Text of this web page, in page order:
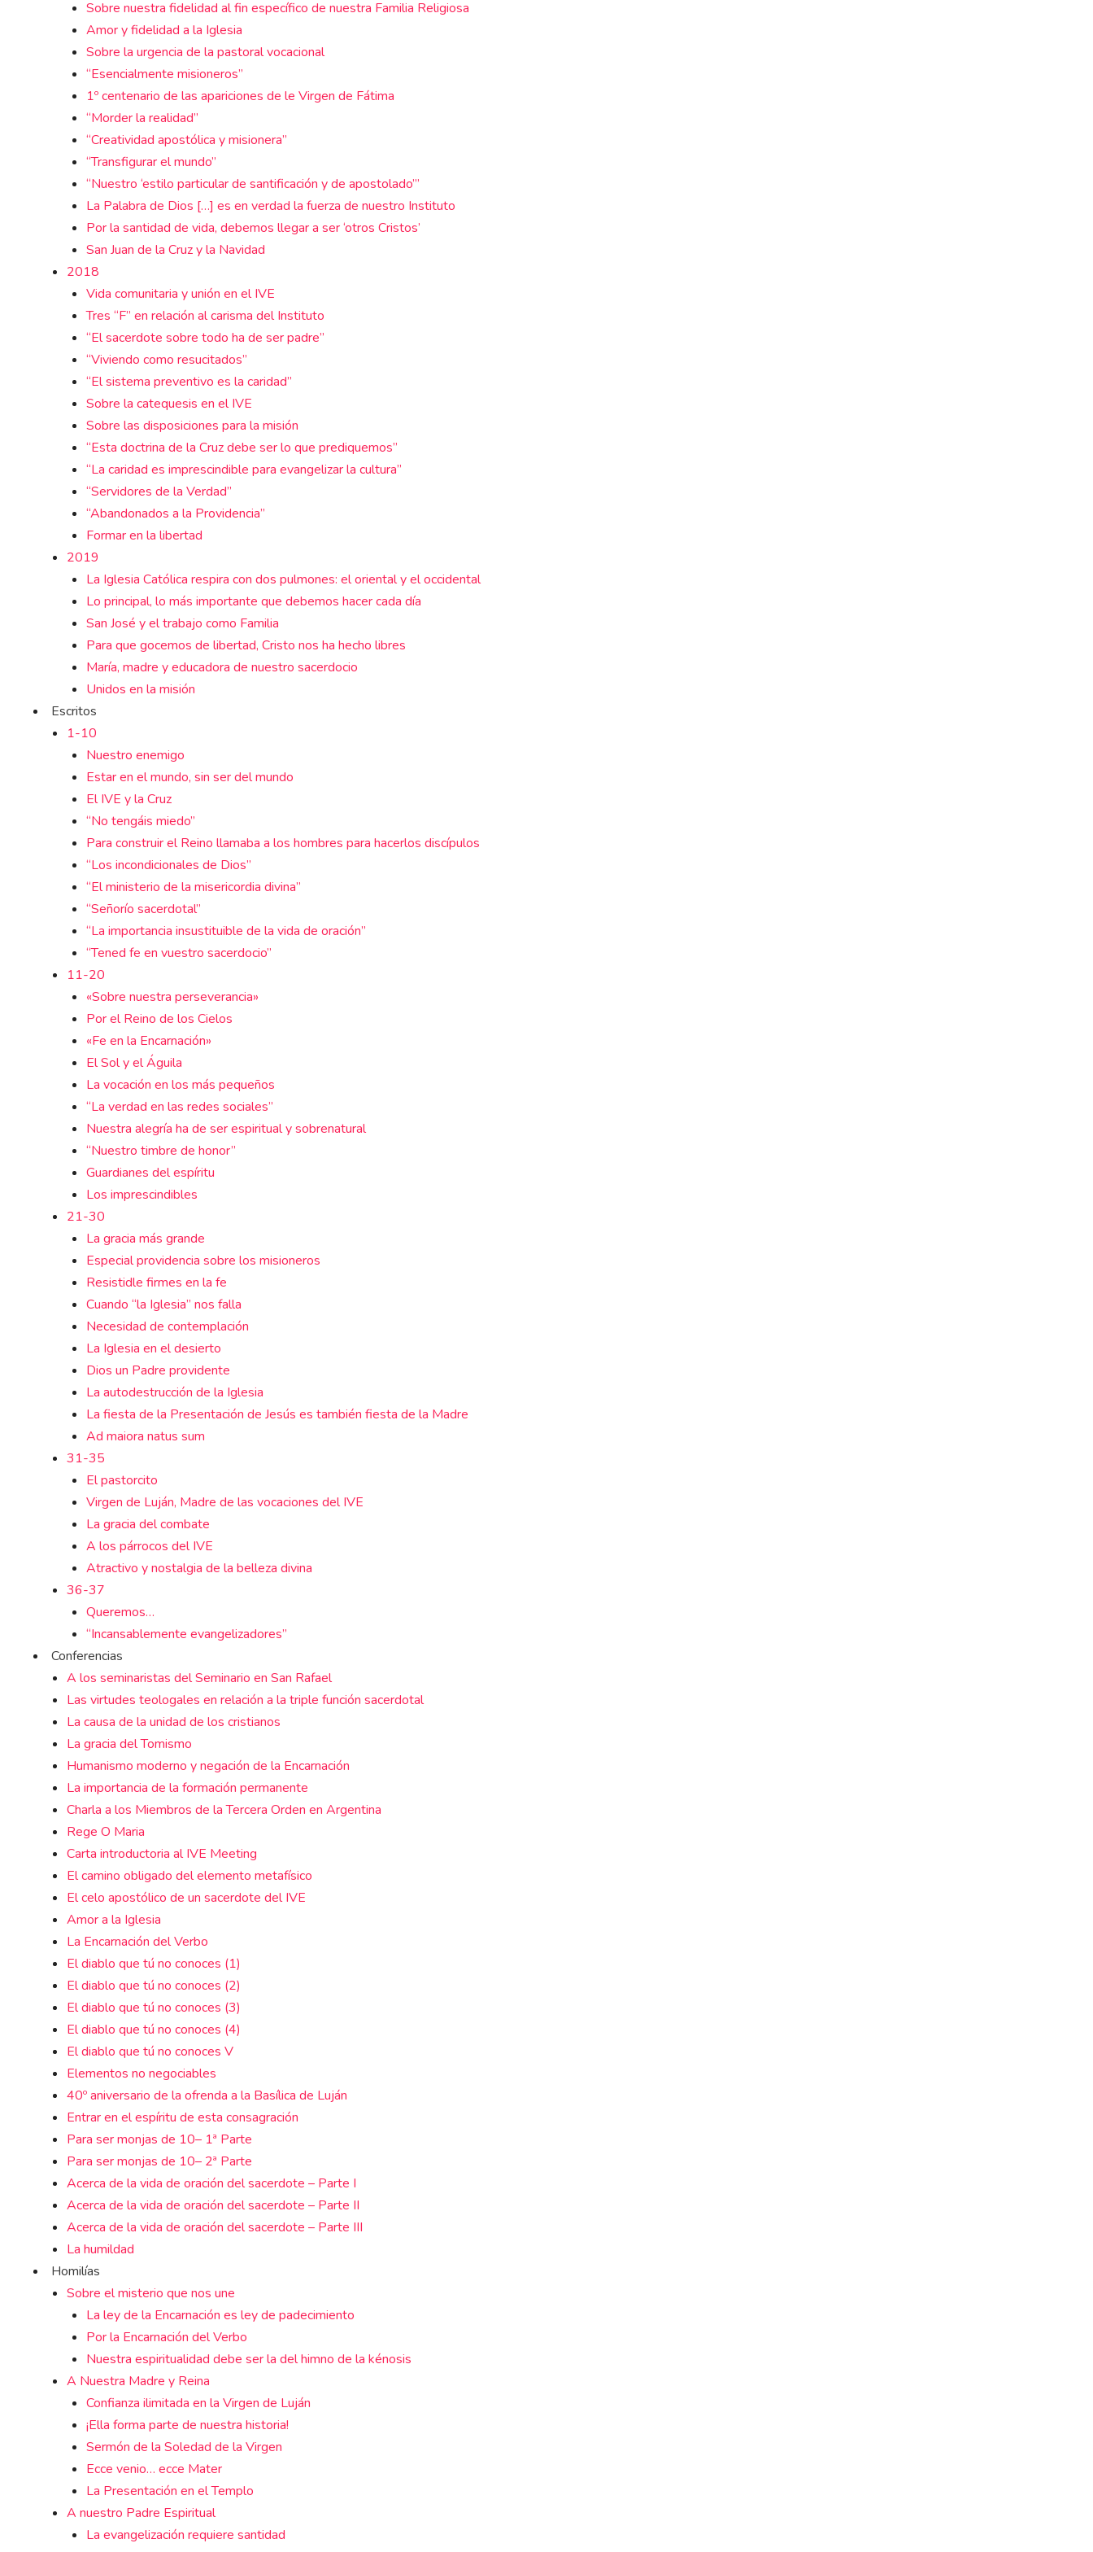
Sobre nuestra fidelidad al fin específico de nuestra Familia Religiosa
Amor y fidelidad a la Iglesia
Sobre la urgencia de la pastoral vocacional
“Esencialmente misioneros”
1º centenario de las apariciones de le Virgen de Fátima
“Morder la realidad”
“Creatividad apostólica y misionera”
“Transfigurar el mundo”
“Nuestro ‘estilo particular de santificación y de apostolado’”
La Palabra de Dios […] es en verdad la fuerza de nuestro Instituto
Por la santidad de vida, debemos llegar a ser ‘otros Cristos’
San Juan de la Cruz y la Navidad
2018
Vida comunitaria y unión en el IVE
Tres “F” en relación al carisma del Instituto
“El sacerdote sobre todo ha de ser padre”
“Viviendo como resucitados”
“El sistema preventivo es la caridad”
Sobre la catequesis en el IVE
Sobre las disposiciones para la misión
“Esta doctrina de la Cruz debe ser lo que prediquemos”
“La caridad es imprescindible para evangelizar la cultura”
“Servidores de la Verdad”
“Abandonados a la Providencia”
Formar en la libertad
2019
La Iglesia Católica respira con dos pulmones: el oriental y el occidental
Lo principal, lo más importante que debemos hacer cada día
San José y el trabajo como Familia
Para que gocemos de libertad, Cristo nos ha hecho libres
María, madre y educadora de nuestro sacerdocio
Unidos en la misión
Escritos
1-10
Nuestro enemigo
Estar en el mundo, sin ser del mundo
El IVE y la Cruz
“No tengáis miedo”
Para construir el Reino llamaba a los hombres para hacerlos discípulos
“Los incondicionales de Dios”
“El ministerio de la misericordia divina”
“Señorío sacerdotal”
“La importancia insustituible de la vida de oración”
“Tened fe en vuestro sacerdocio”
11-20
«Sobre nuestra perseverancia»
Por el Reino de los Cielos
«Fe en la Encarnación»
El Sol y el Águila
La vocación en los más pequeños
“La verdad en las redes sociales”
Nuestra alegría ha de ser espiritual y sobrenatural
“Nuestro timbre de honor”
Guardianes del espíritu
Los imprescindibles
21-30
La gracia más grande
Especial providencia sobre los misioneros
Resistidle firmes en la fe
Cuando “la Iglesia” nos falla
Necesidad de contemplación
La Iglesia en el desierto
Dios un Padre providente
La autodestrucción de la Iglesia
La fiesta de la Presentación de Jesús es también fiesta de la Madre
Ad maiora natus sum
31-35
El pastorcito
Virgen de Luján, Madre de las vocaciones del IVE
La gracia del combate
A los párrocos del IVE
Atractivo y nostalgia de la belleza divina
36-37
Queremos…
“Incansablemente evangelizadores”
Conferencias
A los seminaristas del Seminario en San Rafael
Las virtudes teologales en relación a la triple función sacerdotal
La causa de la unidad de los cristianos
La gracia del Tomismo
Humanismo moderno y negación de la Encarnación
La importancia de la formación permanente
Charla a los Miembros de la Tercera Orden en Argentina
Rege O Maria
Carta introductoria al IVE Meeting
El camino obligado del elemento metafísico
El celo apostólico de un sacerdote del IVE
Amor a la Iglesia
La Encarnación del Verbo
El diablo que tú no conoces (1)
El diablo que tú no conoces (2)
El diablo que tú no conoces (3)
El diablo que tú no conoces (4)
El diablo que tú no conoces V
Elementos no negociables
40º aniversario de la ofrenda a la Basílica de Luján
Entrar en el espíritu de esta consagración
Para ser monjas de 10– 1ª Parte
Para ser monjas de 10– 2ª Parte
Acerca de la vida de oración del sacerdote – Parte I
Acerca de la vida de oración del sacerdote – Parte II
Acerca de la vida de oración del sacerdote – Parte III
La humildad
Homilías
Sobre el misterio que nos une
La ley de la Encarnación es ley de padecimiento
Por la Encarnación del Verbo
Nuestra espiritualidad debe ser la del himno de la kénosis
A Nuestra Madre y Reina
Confianza ilimitada en la Virgen de Luján
¡Ella forma parte de nuestra historia!
Sermón de la Soledad de la Virgen
Ecce venio… ecce Mater
La Presentación en el Templo
A nuestro Padre Espiritual
La evangelización requiere santidad